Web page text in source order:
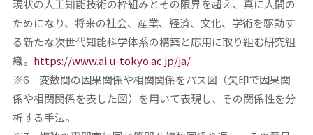
現状の人工知能技術の枠組みとその限界を超え、真に人間の
ためになり、将来の社会、産業、経済、文化、学術を駆動す
る新たな次世代知能科学体系の構築と応用に取り組む研究組
織。 https://www.ai.u-tokyo.ac.jp/ja/
※6 変数間の因果関係や相関関係をパス図（矢印で因果関
係や相関関係を表した図）を用いて表現し、その関係性を分
析する手法。